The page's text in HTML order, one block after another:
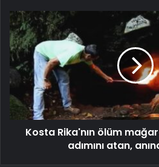
Kosta Rika'nın ölüm
adımını atan,